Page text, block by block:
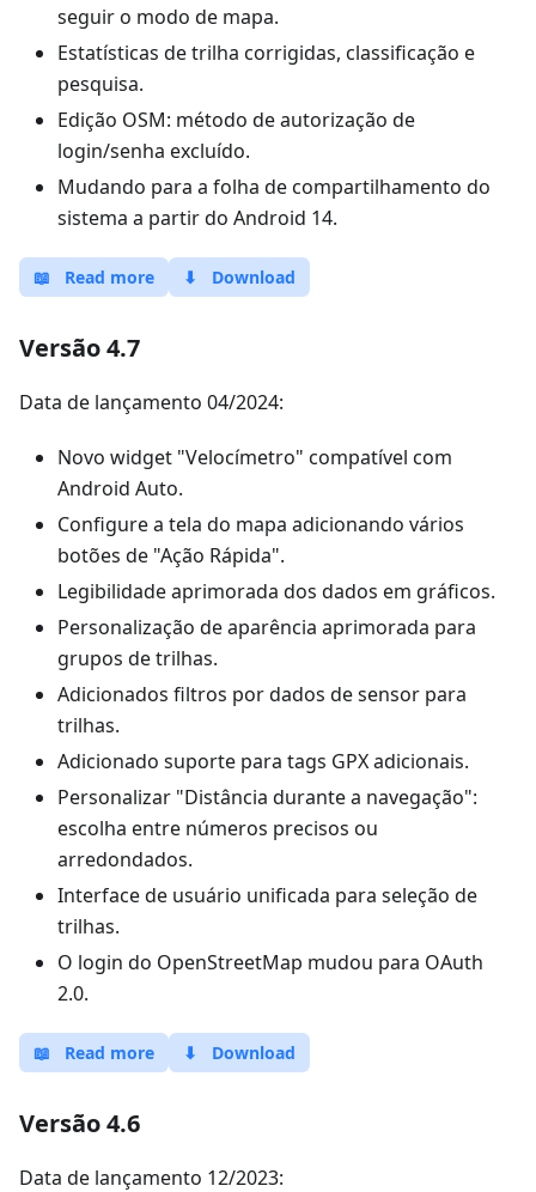
seguir o modo de mapa.
Estatísticas de trilha corrigidas, classificação e
pesquisa.
Edição OSM: método de autorização de
login/senha excluído.
Mudando para a folha de compartilhamento do
sistema a partir do Android 14.
📖 Read more ⬇ Download
Versão 4.7
Data de lançamento 04/2024:
Novo widget "Velocímetro" compatível com
Android Auto.
Configure a tela do mapa adicionando vários
botões de "Ação Rápida".
Legibilidade aprimorada dos dados em gráficos.
Personalização de aparência aprimorada para
grupos de trilhas.
Adicionados filtros por dados de sensor para
trilhas.
Adicionado suporte para tags GPX adicionais.
Personalizar "Distância durante a navegação":
escolha entre números precisos ou
arredondados.
Interface de usuário unificada para seleção de
trilhas.
O login do OpenStreetMap mudou para OAuth
2.0.
📖 Read more ⬇ Download
Versão 4.6
Data de lançamento 12/2023: